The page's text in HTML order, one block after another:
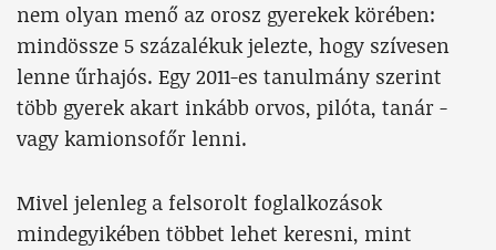
nem olyan menő az orosz gyerekek körében:
mindössze 5 százalékuk jelezte, hogy szívesen
lenne űrhajós. Egy 2011-es tanulmány szerint
több gyerek akart inkább orvos, pilóta, tanár -
vagy kamionsofőr lenni.
Mivel jelenleg a felsorolt foglalkozások
mindegyikében többet lehet keresni, mint